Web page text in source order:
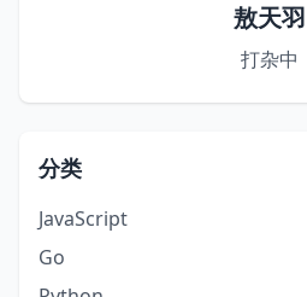
敖天羽
打杂中
分类
JavaScript
Go